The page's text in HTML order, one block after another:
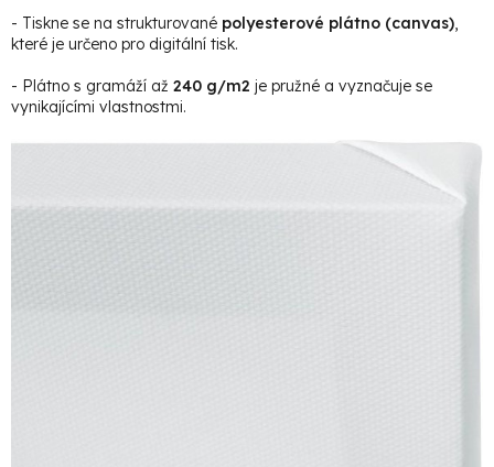
- Tiskne se na strukturované polyesterové plátno (canvas),
které je určeno pro digitální tisk.
- Plátno s gramáží až 240 g/m2 je pružné a vyznačuje se
vynikajícími vlastnostmi.